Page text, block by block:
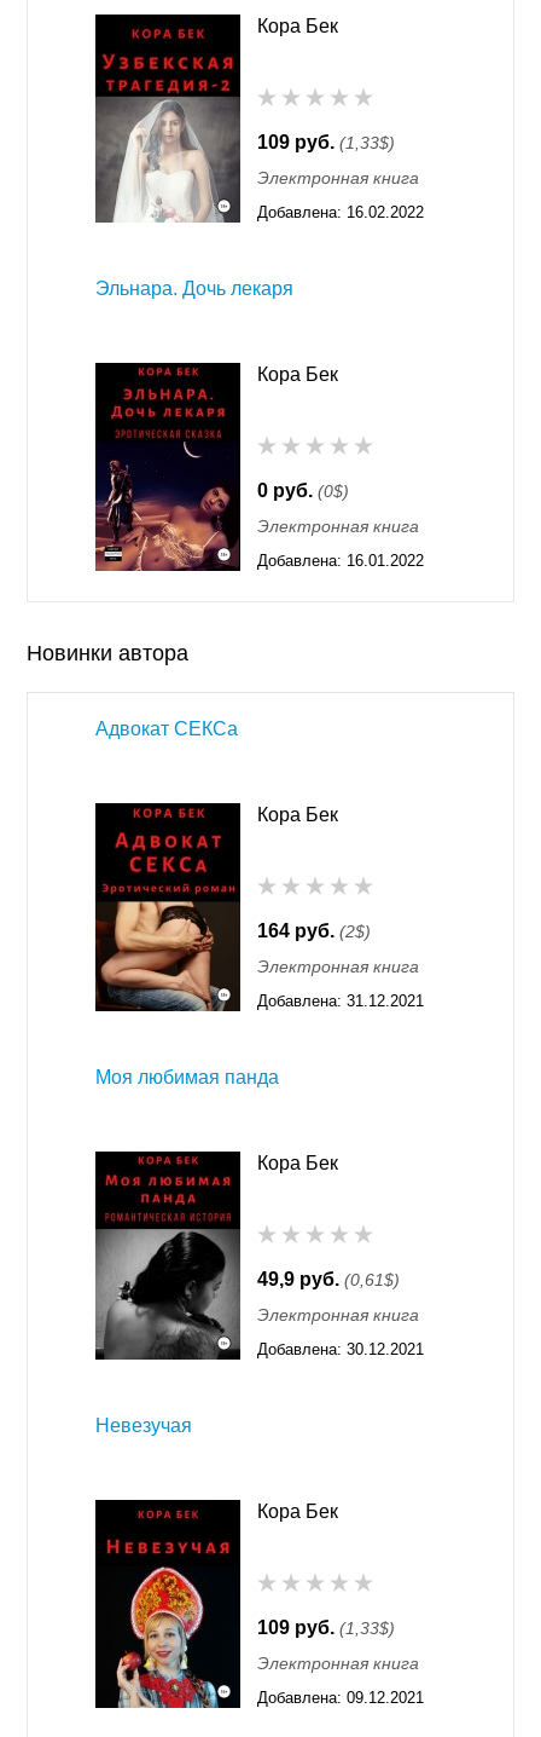
Кора Бек
109 руб. (1,33$)
Электронная книга
Добавлена: 16.02.2022
Эльнара. Дочь лекаря
Кора Бек
0 руб. (0$)
Электронная книга
Добавлена: 16.01.2022
Новинки автора
Адвокат СЕКСа
Кора Бек
164 руб. (2$)
Электронная книга
Добавлена: 31.12.2021
Моя любимая панда
Кора Бек
49,9 руб. (0,61$)
Электронная книга
Добавлена: 30.12.2021
Невезучая
Кора Бек
109 руб. (1,33$)
Электронная книга
Добавлена: 09.12.2021